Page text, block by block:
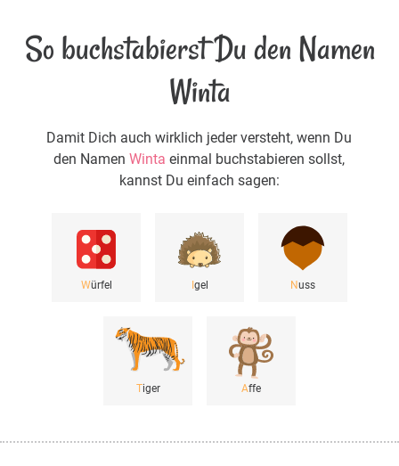
So buchstabierst Du den Namen
Winta
Damit Dich auch wirklich jeder versteht, wenn Du
den NamenWinta einmal buchstabieren sollst,
kannst Du einfach sagen:
Würfel gel Nuss
Tiger Affe